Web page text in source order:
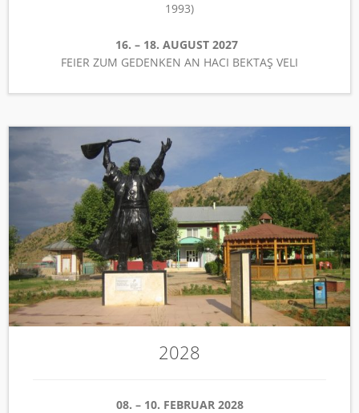
1993)
16. – 18. AUGUST 2027
FEIER ZUM GEDENKEN AN HACI BEKTAŞ VELI
2028
08. – 10. FEBRUAR 2028